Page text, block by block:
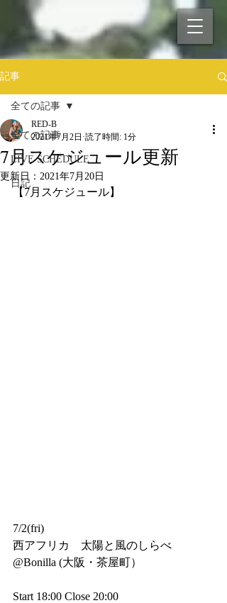
記事
全ての記事
LIVE SCHEDULE
日記
全ての記事
7月スケジュール更新
RED-B
2021年7月2日 読了時間: 1分
更新日： 2021年7月20日
【7月スケジュール】
7/2(fri)
西アフリカ　太陽と風のしらべ
@Bonilla (大阪・茶屋町）
Start 18:00 Close 20:00